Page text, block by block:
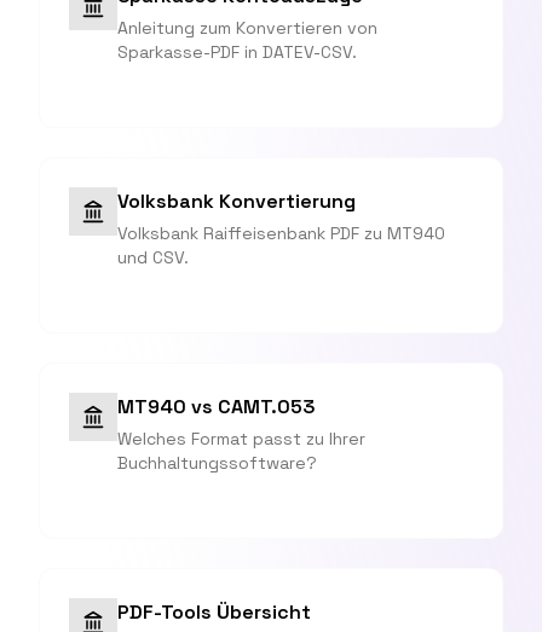
Anleitung zum Konvertieren von
Sparkasse-PDF in DATEV-CSV.
Volksbank Konvertierung
Volksbank Raiffeisenbank PDF zu MT940
und CSV.
MT940 vs CAMT.053
Welches Format passt zu Ihrer
Buchhaltungssoftware?
PDF-Tools Übersicht